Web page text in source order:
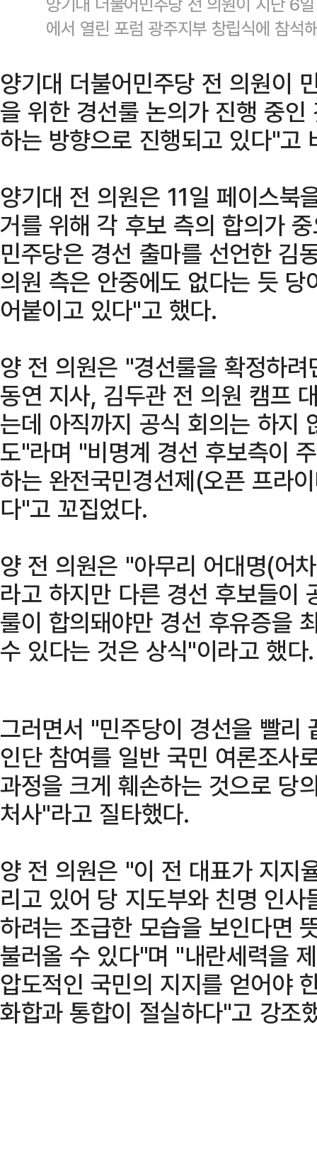
에서 열린 포럼 광주지부 창립식에 참
양기대 더불어민주당 전 의원이
을 위한 경선룰 논의가 진행 중
하는 방향으로 진행되고 있다"고
양기대 전 의원은 11일 페이스북
거를 위해 각 후보 측의 합의가
민주당은 경선 출마를 선언한 김
의원 측은 안중에도 없다는 듯
어붙이고 있다"고 했다.
양 전 의원은 "경선룰을 확정하
동연 지사, 김두관 전 의원 캠프
는데 아직까지 공식 회의는 하지
도"라며 "비명계 경선 후보측이
하는 완전국민경선제(오픈 프라
다"고 꼬집었다.
양 전 의원은 "아무리 어대명(어
라고 하지만 다른 경선 후보들이
룰이 합의돼야만 경선 후유증을
수 있다는 것은 상식"이라고 했다.
그러면서 "민주당이 경선을 빨리
인단 참여를 일반 국민 여론조사
과정을 크게 훼손하는 것으로 당
처사"라고 질타했다.
양 전 의원은 "이 전 대표가 지지
리고 있어 당 지도부와 친명 인
하려는 조급한 모습을 보인다면
불러올 수 있다"며 "내란세력을
압도적인 국민의 지지를 얻어야
화합과 통합이 절실하다"고 강조